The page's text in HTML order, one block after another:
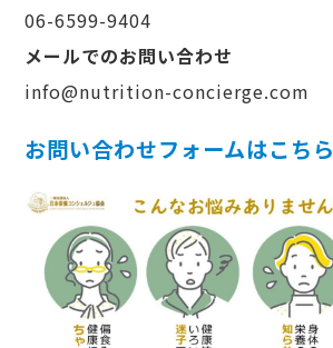
06-6599-9404
メールでのお問い合わせ
info@nutrition-concierge.com
お問い合わせフォームはこちら